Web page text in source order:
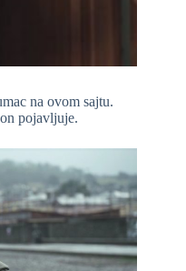
na ovom sajtu.
pojavljuje.